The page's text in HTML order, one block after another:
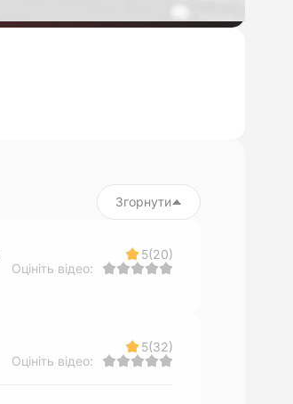
Згорнути
5(20)
Оцініть відео:
5(32)
Оцініть відео: